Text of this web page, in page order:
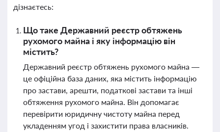
дізнаєтесь:
Що таке Державний реєстр обтяжень
рухомого майна і яку інформацію він
містить?
Державний реєстр обтяжень рухомого майна —
це офіційна база даних, яка містить інформацію
про застави, арешти, податкові застави та інші
обтяження рухомого майна. Він допомагає
перевірити юридичну чистоту майна перед
укладенням угод і захистити права власників.